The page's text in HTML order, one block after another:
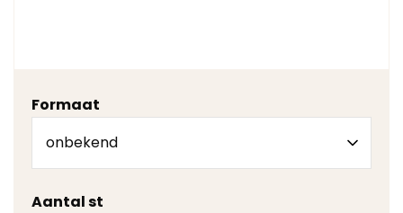
Formaat
Aantal st